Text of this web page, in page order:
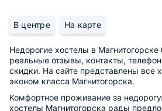
В центре На карте
Недорогие хостелы в
реальные отзывы, контакты,
скидки. На сайте представлены все
эконом класса Магнитогорска.
Комфортное проживание за
хостелы Магнитогорска рады